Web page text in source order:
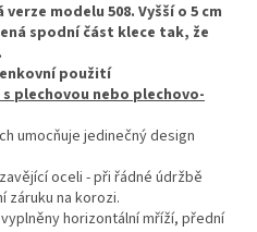
verze modelu 508. Vyšší o 5 cm
spodní část klece tak, že
použití
plechovou nebo plechovo-
umocňuje jedinečný design
oceli - při řádné údržbě
na korozi.
horizontální mříží, přední